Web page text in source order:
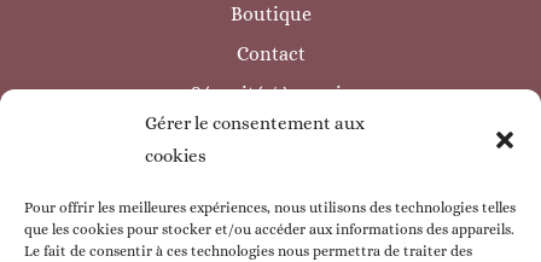
Gérer le consentement aux
cookies
Pour offrir les meilleures expériences, nous utilisons des technologies telles
que les cookies pour stocker et/ou accéder aux informations des appareils.
Le fait de consentir à ces technologies nous permettra de traiter des
Boutique
Contact
Sécurité / à savoir
INFORMATIONS LÉGALES
Mentions légales
Politique de confidentialité
Politique de cookie